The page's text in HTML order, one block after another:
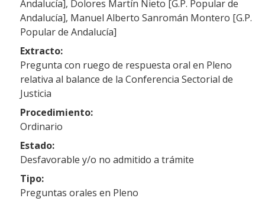
Andalucía], Dolores Martín Nieto [G.P. Popular de
Andalucía], Manuel Alberto Sanromán Montero [G.P.
Popular de Andalucía]
Extracto:
Pregunta con ruego de respuesta oral en Pleno
relativa al balance de la Conferencia Sectorial de
Justicia
Procedimiento:
Ordinario
Estado:
Desfavorable y/o no admitido a trámite
Tipo:
Preguntas orales en Pleno